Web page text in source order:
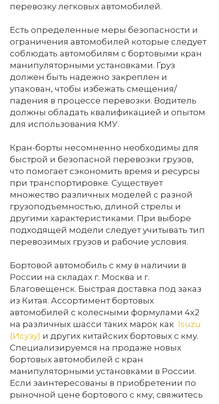
перевозку легковых автомобилей.
Есть определенные меры безопасности и
ограничения автомобилей которые следует
соблюдать автомобилям с бортовыми кран
манипуляторными установками. Груз
должен быть надежно закреплен и
упакован, чтобы избежать смещения/
падения в процессе перевозки. Водитель
должны обладать квалификацией и опытом
для использования КМУ.
Кран-борты несомненно необходимы для
быстрой и безопасной перевозки грузов,
что помогает сэкономить время и ресурсы
при транспортировке. Существует
множество различных моделей с разной
грузоподъемностью, длиной стрелы и
другими характеристиками. При выборе
подходящей модели следует учитывать тип
перевозимых грузов и рабочие условия.
Бортовой автомобиль с кму в наличии в
России на складах г. Москва и г.
Благовещенск. Быстрая доставка под заказ
из Китая. Ассортимент бортовых
автомобилей с колесными формулами 4х2
на различных шасси таких марок как Isuzu
(Исузу) и других китайских бортовых с кму.
Специализируемся на продаже новых
бортовых автомобилей с кран
манипуляторными установками в России.
Если заинтересованы в приобретении по
рыночной цене бортового с кму, свяжитесь